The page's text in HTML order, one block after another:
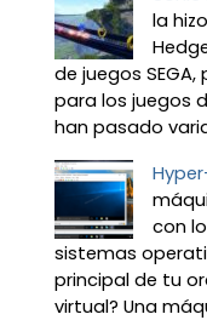
la
de juegos
para los juegos
han pasado
con
sistemas
principal de tu
virtual? Una